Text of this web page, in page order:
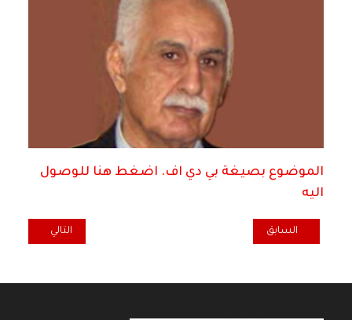
الموضوع بصيغة بي دي اف. اضغط هنا للوصول
اليه
المقال السابق: أثر ثورة اكتوبر على "المسألة النسائية"* / ليلى نفاع**
السابق المقال التالي: كيف دعمت
التالي